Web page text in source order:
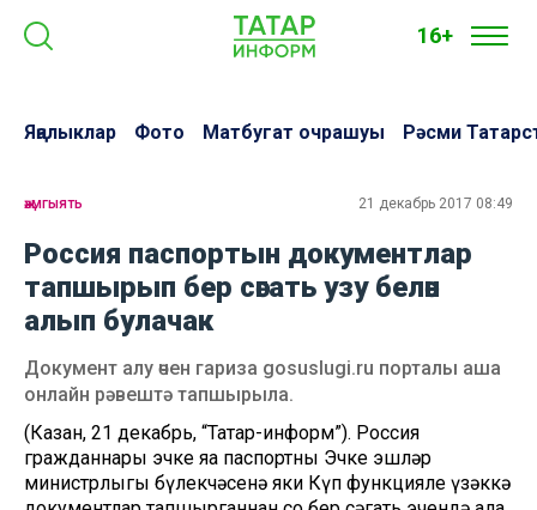
16+
Яңалыклар Фото Матбугат очрашуы Рәсми
җәмгыять 21 декабрь 2017 08:49
Россия паспортын документлар
тапшырып бер сәгать узу белән
алып булачак
Документ алу өчен гариза gosuslugi.ru порталы аша
онлайн рәвештә тапшырыла.
(Казан, 21 декабрь, “Татар-информ”). Россия
гражданнары эчке яңа паспортны Эчке эшләр
министрлыгы бүлекчәсенә яки Күп функцияле үзәккә